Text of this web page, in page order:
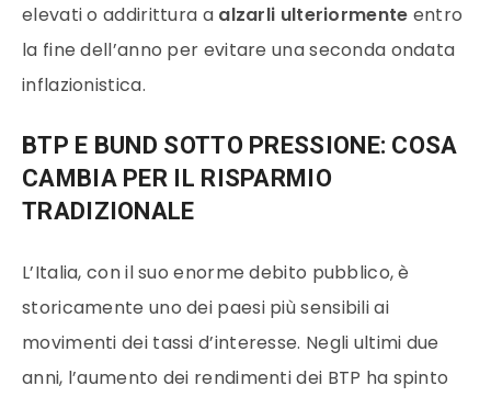
elevati o addirittura a alzarli ulteriormente entro
la fine dell’anno per evitare una seconda ondata
inflazionistica.
BTP E BUND SOTTO PRESSIONE: COSA
CAMBIA PER IL RISPARMIO
TRADIZIONALE
L’Italia, con il suo enorme debito pubblico, è
storicamente uno dei paesi più sensibili ai
movimenti dei tassi d’interesse. Negli ultimi due
anni, l’aumento dei rendimenti dei BTP ha spinto